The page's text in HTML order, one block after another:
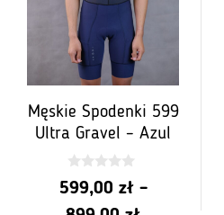
Męskie Spodenki 599
Ultra Gravel – Azul
0
z
599,00 zł –